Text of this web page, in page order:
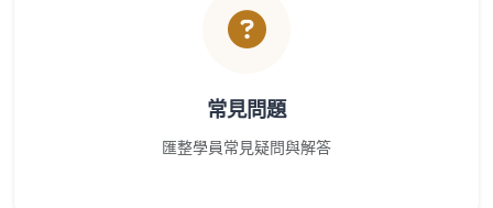
常見問題
匯整學員常見疑問與解答